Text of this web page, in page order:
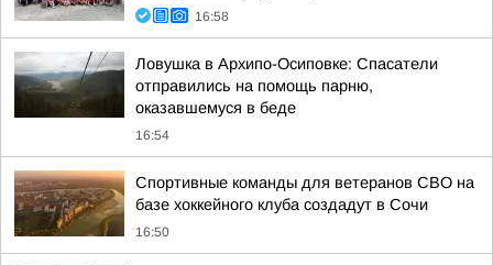
16:58
Ловушка в Архипо-Осиповке: Спасатели
отправились на помощь парню,
оказавшемуся в беде
16:54
Спортивные команды для ветеранов СВО на
базе хоккейного клуба создадут в Сочи
16:50